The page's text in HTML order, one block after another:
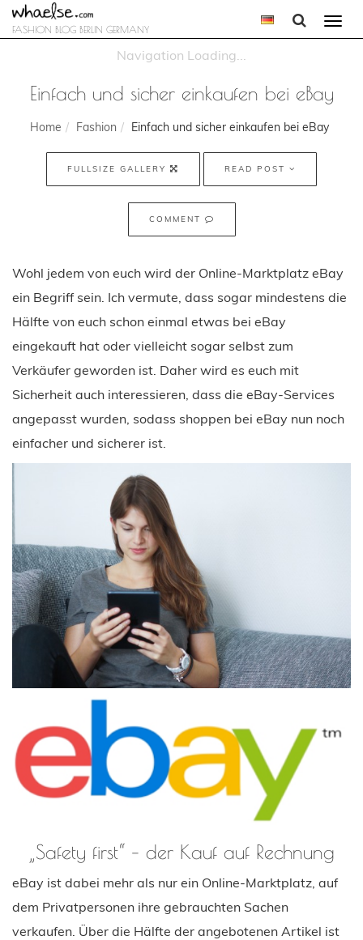
FASHION BLOG BERLIN GERMANY
Einfach und sicher einkaufen bei eBay
Home Fashion Einfach und sicher einkaufen bei eBay
FULLSIZE GALLERY READ POST
COMMENT
Wohl jedem von euch wird der Online-Marktplatz eBay
ein Begriff sein. Ich vermute, dass sogar mindestens die
Hälfte von euch schon einmal etwas bei eBay
eingekauft hat oder vielleicht sogar selbst zum
Verkäufer geworden ist. Daher wird es euch mit
Sicherheit auch interessieren, dass die eBay-Services
angepasst wurden, sodass shoppen bei eBay nun noch
einfacher und sicherer ist.
„Safety first“ – der Kauf auf Rechnung
eBay ist dabei mehr als nur ein Online-Marktplatz, auf
dem Privatpersonen ihre gebrauchten Sachen
verkaufen. Über die Hälfte der angebotenen Artikel ist